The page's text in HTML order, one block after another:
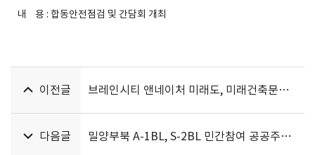
내 용 : 합동안전점검 및 간담회 개최
이전글 브레인시티 앤네이처 미래도, 미래건축문화대상 ‘최우수설계’ 수상
다음글 밀양부북 A-1BL, S-2BL 민간참여 공공주택 건설공사